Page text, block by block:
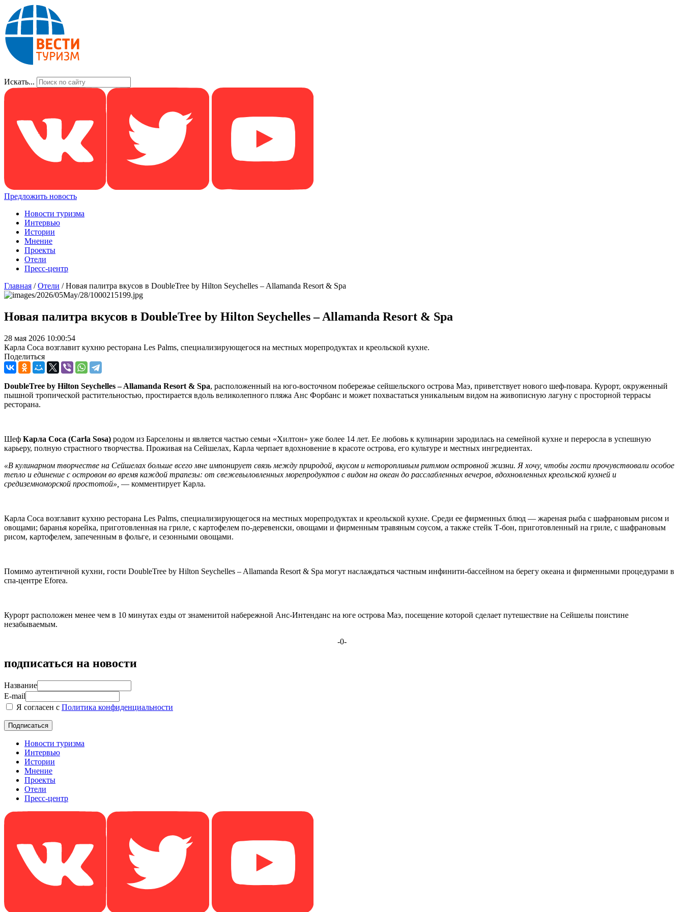
Искать...
Предложить новость
Новости туризма
Интервью
Истории
Мнение
Проекты
Отели
Пресс-центр
Главная /Отели /Новая палитра вкусов в DoubleTree by Hilton Seychelles – Allamanda Resort & Spa
Новая палитра вкусов в DoubleTree by Hilton Seychelles – Allamanda Resort & Spa
28 мая 2026 10:00:54
Карла Соса возглавит кухню ресторана Les Palms, специализирующегося на местных морепродуктах и креольской кухне.
Поделиться
DoubleTree by Hilton Seychelles–Allamanda Resort & Spa, расположенный на юго-восточном побережье сейшельского острова Маэ, приветствует нового шеф-повара. Курорт, окруженный
пышной тропической растительностью, простирается вдоль великолепного пляжа Анс Форбанс и может похвастаться уникальным видом на живописную лагуну с просторной террасы
ресторана.
Шеф Карла Соса (Carla Sosa) родом из Барселоны и является частью семьи «Хилтон» уже более 14 лет. Ее любовь к кулинарии зародилась на семейной кухне и переросла в успешную
карьеру, полную страстного творчества. Проживая на Сейшелах, Карла черпает вдохновение в красоте острова, его культуре и местных ингредиентах.
«В кулинарном творчестве на Сейшелах больше всего мне импонирует связь между природой, вкусом и неторопливым ритмом островной жизни. Я хочу, чтобы гости прочувствовали особое
тепло и единение с островом во время каждой трапезы: от свежевыловленных морепродуктов с видом на океан до расслабленных вечеров, вдохновленных креольской кухней и
средиземноморской простотой», — комментирует Карла.
Карла Соса возглавит кухню ресторана Les Palms, специализирующегося на местных морепродуктах и креольской кухне. Среди ее фирменных блюд — жареная рыба с шафрановым рисом и
овощами; баранья корейка, приготовленная на гриле, с картофелем по-деревенски, овощами и фирменным травяным соусом, а также стейк Т-бон, приготовленный на гриле, с шафрановым
рисом, картофелем, запеченным в фольге, и сезонными овощами.
Помимо аутентичной кухни, гости DoubleTree by Hilton Seychelles – Allamanda Resort & Spa могут наслаждаться частным инфинити-бассейном на берегу океана и фирменными процедурами в
спа-центре Eforea.
Курорт расположен менее чем в 10 минутах езды от знаменитой набережной Анс-Интенданс на юге острова Маэ, посещение которой сделает путешествие на Сейшелы поистине
незабываемым.
-0-
подписаться на новости
Название
E-mail
Я согласен с Политика конфиденциальности
Новости туризма
Интервью
Истории
Мнение
Проекты
Отели
Пресс-центр